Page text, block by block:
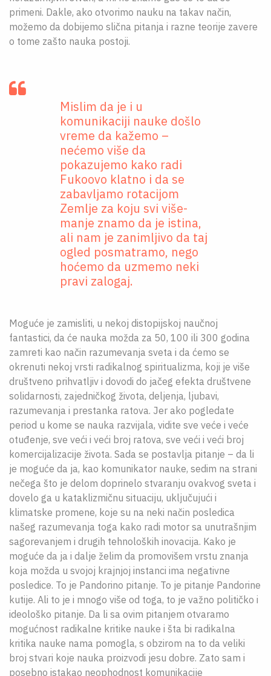
primeni. Dakle, ako otvorimo nauku na takav način,
možemo da dobijemo slična pitanja i razne teorije zavere
o tome zašto nauka postoji.
Mislim da je i u
komunikaciji nauke došlo
vreme da kažemo –
nećemo više da
pokazujemo kako radi
Fukoovo klatno i da se
zabavljamo rotacijom
Zemlje za koju svi više-
manje znamo da je istina,
ali nam je zanimljivo da taj
ogled posmatramo, nego
hoćemo da uzmemo neki
pravi zalogaj.
Moguće je zamisliti, u nekoj distopijskoj naučnoj
fantastici, da će nauka možda za 50, 100 ili 300 godina
zamreti kao način razumevanja sveta i da ćemo se
okrenuti nekoj vrsti radikalnog spiritualizma, koji je više
društveno prihvatljiv i dovodi do jačeg efekta društvene
solidarnosti, zajedničkog života, deljenja, ljubavi,
razumevanja i prestanka ratova. Jer ako pogledate
period u kome se nauka razvijala, vidite sve veće i veće
otuđenje, sve veći i veći broj ratova, sve veći i veći broj
komercijalizacije života. Sada se postavlja pitanje – da li
je moguće da ja, kao komunikator nauke, sedim na strani
nečega što je delom doprinelo stvaranju ovakvog sveta i
dovelo ga u kataklizmičnu situaciju, uključujući i
klimatske promene, koje su na neki način posledica
našeg razumevanja toga kako radi motor sa unutrašnjim
sagorevanjem i drugih tehnoloških inovacija. Kako je
moguće da ja i dalje želim da promovišem vrstu znanja
koja možda u svojoj krajnjoj instanci ima negativne
posledice. To je Pandorino pitanje. To je pitanje Pandorine
kutije. Ali to je i mnogo više od toga, to je važno političko i
ideološko pitanje. Da li sa ovim pitanjem otvaramo
mogućnost radikalne kritike nauke i šta bi radikalna
kritika nauke nama pomogla, s obzirom na to da veliki
broj stvari koje nauka proizvodi jesu dobre. Zato sam i
posebno istakao neophodnost komunikacije